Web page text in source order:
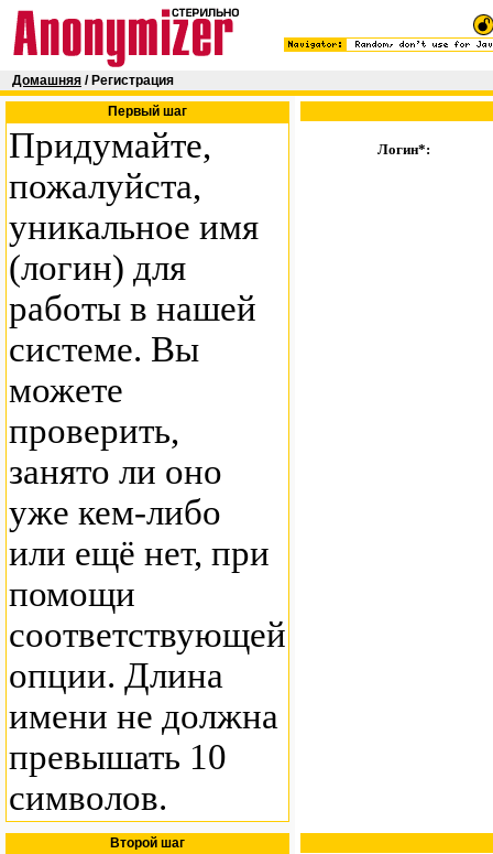
Домашняя / Регистрация
Первый шаг
Придумайте,
пожалуйста,
уникальное имя
(логин) для
работы в нашей
системе. Вы
можете
проверить,
занято ли оно
уже кем-либо
или ещё нет, при
помощи
соответствующей
опции. Длина
имени не должна
превышать 10
символов.
Логин*:
Второй шаг